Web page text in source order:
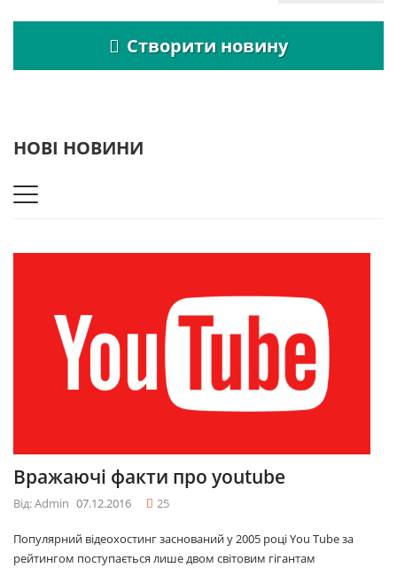
Створити новину
НОВІ НОВИНИ
Вражаючі факти про youtube
Від: Admin 07.12.2016 25
Популярний відеохостинг заснований у 2005 році You Tube за
рейтингом поступається лише двом світовим гігантам